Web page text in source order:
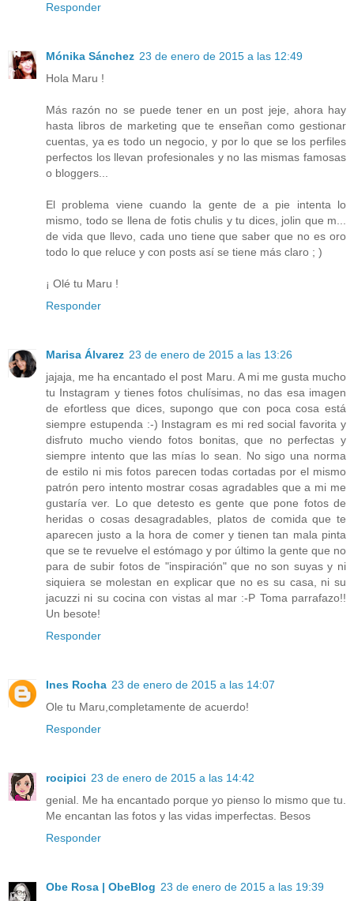
Responder
Mónika Sánchez 23 de enero de 2015 a las 12:49
Hola Maru !
Más razón no se puede tener en un post jeje, ahora hay
hasta libros de marketing que te enseñan como gestionar
cuentas, ya es todo un negocio, y por lo que se los perfiles
perfectos los llevan profesionales y no las mismas famosas
o bloggers...
El problema viene cuando la gente de a pie intenta lo
mismo, todo se llena de fotis chulis y tu dices, jolin que m...
de vida que llevo, cada uno tiene que saber que no es oro
todo lo que reluce y con posts así se tiene más claro ; )
¡ Olé tu Maru !
Responder
Marisa Álvarez 23 de enero de 2015 a las 13:26
jajaja, me ha encantado el post Maru. A mi me gusta mucho
tu Instagram y tienes fotos chulísimas, no das esa imagen
de efortless que dices, supongo que con poca cosa está
siempre estupenda :-) Instagram es mi red social favorita y
disfruto mucho viendo fotos bonitas, que no perfectas y
siempre intento que las mías lo sean. No sigo una norma
de estilo ni mis fotos parecen todas cortadas por el mismo
patrón pero intento mostrar cosas agradables que a mi me
gustaría ver. Lo que detesto es gente que pone fotos de
heridas o cosas desagradables, platos de comida que te
aparecen justo a la hora de comer y tienen tan mala pinta
que se te revuelve el estómago y por último la gente que no
para de subir fotos de "inspiración" que no son suyas y ni
siquiera se molestan en explicar que no es su casa, ni su
jacuzzi ni su cocina con vistas al mar :-P Toma parrafazo!!
Un besote!
Responder
Ines Rocha 23 de enero de 2015 a las 14:07
Ole tu Maru,completamente de acuerdo!
Responder
rocipici 23 de enero de 2015 a las 14:42
genial. Me ha encantado porque yo pienso lo mismo que tu.
Me encantan las fotos y las vidas imperfectas. Besos
Responder
Obe Rosa | ObeBlog 23 de enero de 2015 a las 19:39